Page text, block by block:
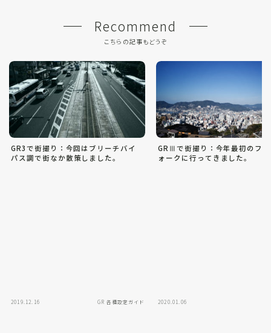
Recommend
こちらの記事もどうぞ
GR3で街撮り：今回はブリーチバイ
パス調で街なか散策しました。
2019.12.16 GR 各種設定ガイド
GRⅢで街撮り：今年最初のフ
ォークに行ってきました。
2020.01.06